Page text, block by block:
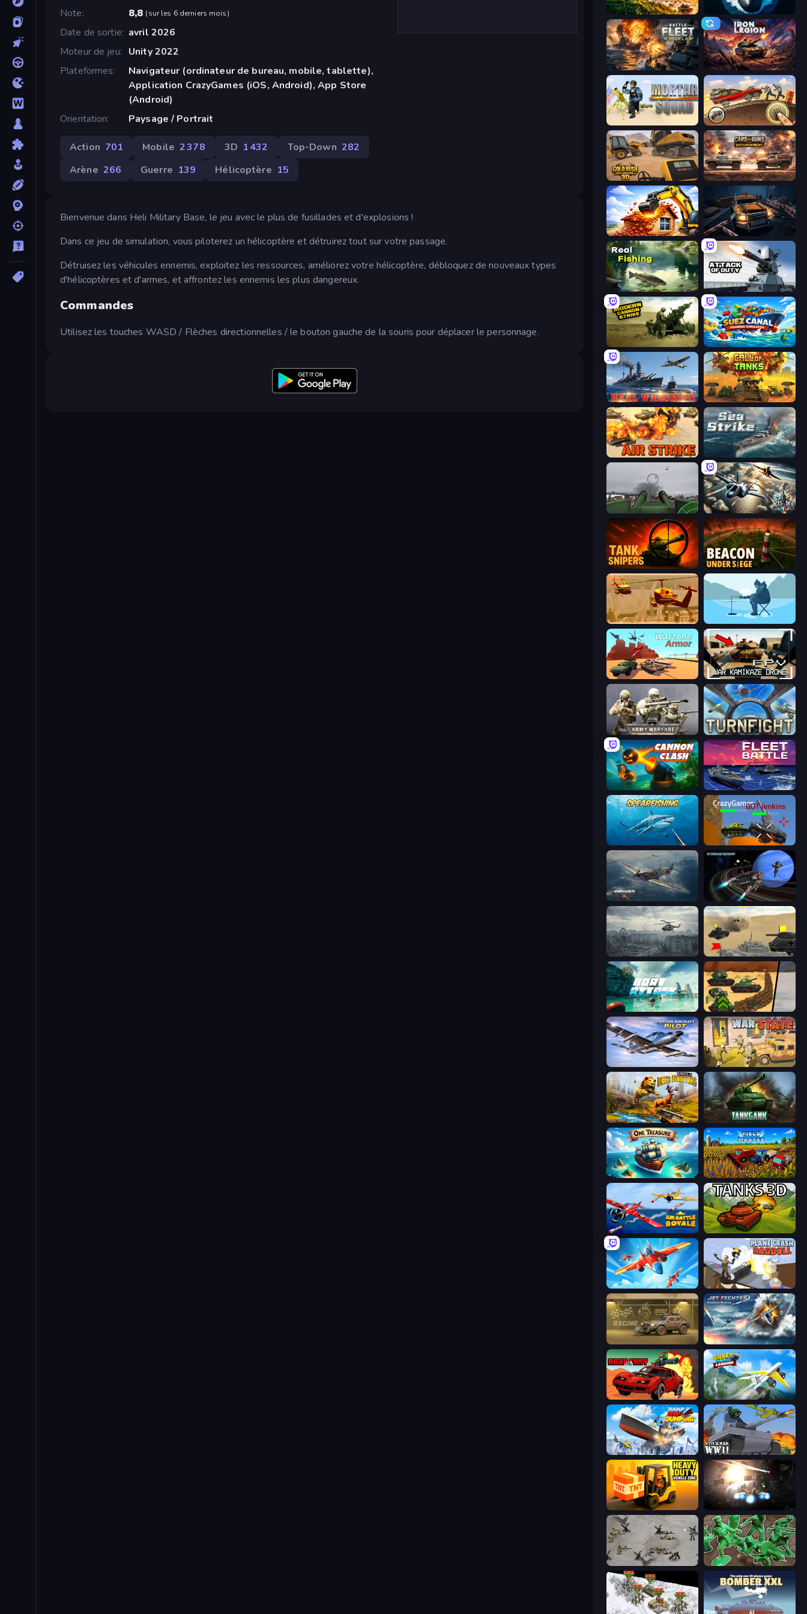
Note
8,8 (sur les 6 derniers mois)
Date de sortie avril 2026
Moteur de jeu
Unity 2022
Plateformes
Navigateur (ordinateur de bureau, mobile, tablette),
Application CrazyGames (iOS, Android), App Store
(Android)
Orientation
Paysage / Portrait
Action 701 Mobile 2 378 3D 1 432 Top-Down 282
Arène 266 Guerre 139 Hélicoptère 15
Bienvenue dans Heli Military Base, le jeu avec le plus de fusillades et d'explosions !
Dans ce jeu de simulation, vous piloterez un hélicoptère et détruirez tout sur votre passage.
Détruisez les véhicules ennemis, exploitez les ressources, améliorez votre hélicoptère, débloquez de nouveaux types
d'hélicoptères et d'armes, et affrontez les ennemis les plus dangereux.
Commandes
Utilisez les touches WASD / Flèches directionnelles / le bouton gauche de la souris pour déplacer le personnage.
Artillery Vs Tanks Ships Battlefield 3D
Battle Fleet World Iron Legion
Mortar Squad Earn to Die: Zombie Ride
Gold Rush: Gold Simulator 3D Cars with Guns: Wasteland Showdown
City Constructor Cars vs Zombies
Real Fishing Simulator Attack of Duty
Modern Cannon Strike Suez Canal Training Simulator
Real Warships Call of Tanks
Air Strike Sea Strike
Flakmeister Aces of the Sky: Epic Dogfights
Tank Snipers Beacon Under Siege
Seek and Destroy
Warzone Armor FPV War Kamikaze Drone
Army Warfare Turnfight
Cannon Clash Fleet Battle
Plated Glory
Dogfight Starbase Gunship
Free Rally: Pripyat Tanks Battlefield: Desert
Boat Attack Tank Battle: War Commander
Fighter Aircraft Pilot War State IO: Conquer Battles
Jungle Deer Hunting Tankgank
One Treasure Field Master
Air Battle Royale: Sky Blitz Tanks 3D
Pilot Royale: Battlegrounds Plane Crash Ragdoll Simulator
Jet Fighter Airplane Racing
Road of Fury 4 Crazy Plane Landing
Ship Ramp Jumping Stickman WW2
Space Battle
Warfare 1944 Soldiers - Capture and Control!